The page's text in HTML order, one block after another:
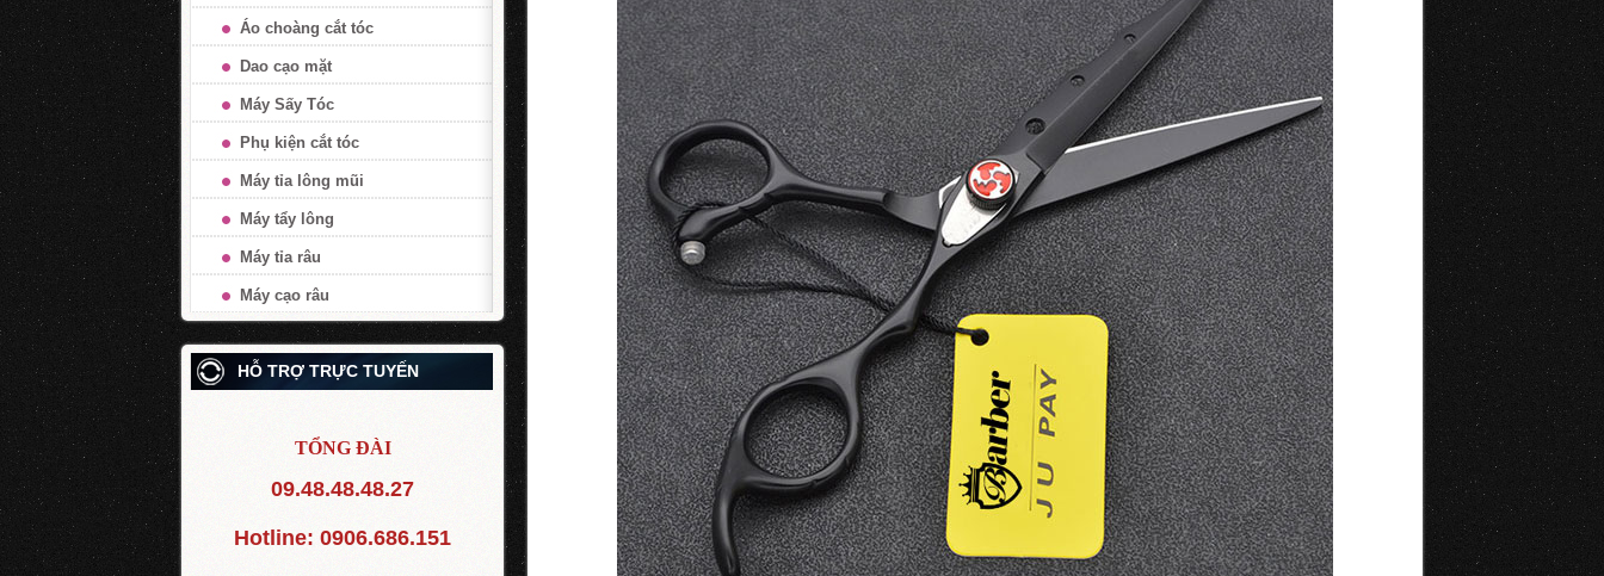
Áo choàng cắt tóc
Dao cạo mặt
Máy Sấy Tóc
Phụ kiện cắt tóc
Máy tỉa lông mũi
Máy tẩy lông
Máy tỉa râu
Máy cạo râu
HỖ TRỢ TRỰC TUYẾN
TỔNG ĐÀI
09.48.48.48.27
Hotline: 0906.686.151